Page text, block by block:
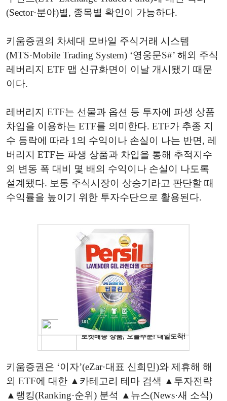
(Sector·분야)별, 종목별 확인이 가능하다.
키움증권의 차세대 모바일 주식거래 시스템
(MTS·Mobile Trading System) ‘영웅문S#’ 해외 주식
레버리지 ETF 맵 신규화면이 이날 개시됐기 때문
이다.
레버리지 ETF는 선물과 옵션 등 투자에 파생 상품
차입을 이용하는 ETF를 의미한다. ETF가 추종 지
수 등락에 따라 1의 수익이나 손실이 나는 반면, 레
버리지 ETF는 파생 상품과 차입을 통해 추적지수
의 변동 폭 대비 몇 배의 수익이나 손실이 나도록
설계됐다. 보통 주식시장이 상승기라고 판단할 때
수익률을 높이기 위한 투자수단으로 활용된다.
키움증권은 ‘이자’(eZar·대표 신희민)와 제휴해 해
외 ETF에 대한 ▲카테고리 테마 검색 ▲투자전략
▲랭킹(Ranking·순위) 분석 ▲뉴스(News·새 소식)